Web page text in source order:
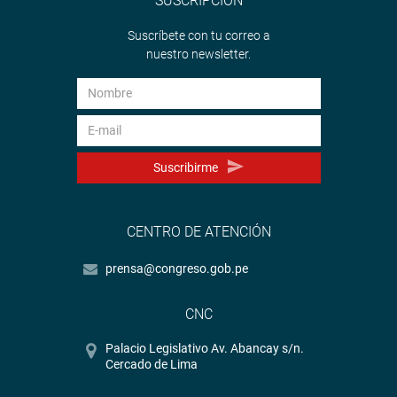
Suscríbete con tu correo a
nuestro newsletter.
Suscribirme
CENTRO DE ATENCIÓN
prensa@congreso.gob.pe
CNC
Palacio Legislativo Av. Abancay s/n.
Cercado de Lima